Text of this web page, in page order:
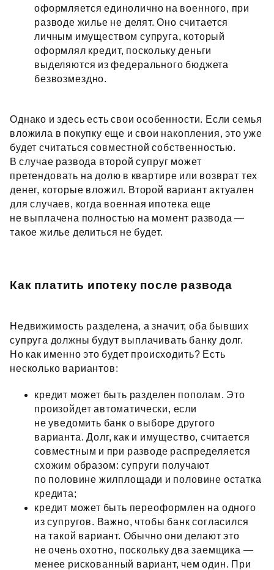
оформляется единолично на военного, при
разводе жилье не делят. Оно считается
личным имуществом супруга, который
оформлял кредит, поскольку деньги
выделяются из федерального бюджета
безвозмездно.
Однако и здесь есть свои особенности. Если семья
вложила в покупку еще и свои накопления, это уже
будет считаться совместной собственностью.
В случае развода второй супруг может
претендовать на долю в квартире или возврат тех
денег, которые вложил. Второй вариант актуален
для случаев, когда военная ипотека еще
не выплачена полностью на момент развода —
такое жилье делиться не будет.
Как платить ипотеку после развода
Недвижимость разделена, а значит, оба бывших
супруга должны будут выплачивать банку долг.
Но как именно это будет происходить? Есть
несколько вариантов:
кредит может быть разделен пополам. Это
произойдет автоматически, если
не уведомить банк о выборе другого
варианта. Долг, как и имущество, считается
совместным и при разводе распределяется
схожим образом: супруги получают
по половине жилплощади и половине остатка
кредита;
кредит может быть переоформлен на одного
из супругов. Важно, чтобы банк согласился
на такой вариант. Обычно они делают это
не очень охотно, поскольку два заемщика —
менее рискованный вариант, чем один. При